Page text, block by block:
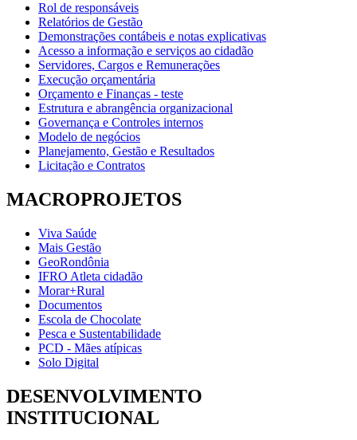
Rol de responsáveis
Relatórios de Gestão
Demonstrações contábeis e notas explicativas
Acesso a informação e serviços ao cidadão
Servidores, Cargos e Remunerações
Execução orçamentária
Orçamento e Finanças - teste
Estrutura e abrangência organizacional
Governança e Controles internos
Modelo de negócios
Planejamento, Gestão e Resultados
Licitação e Contratos
MACROPROJETOS
Viva Saúde
Mais Gestão
GeoRondônia
IFRO Atleta cidadão
Morar+Rural
Documentos
Escola de Chocolate
Pesca e Sustentabilidade
PCD - Mães atípicas
Solo Digital
DESENVOLVIMENTO
INSTITUCIONAL